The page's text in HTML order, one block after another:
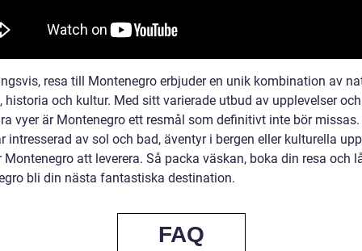
resa till Montenegro erbjuder en unik kombination av
historia och kultur. Med sitt varierade utbud av upplevelser och
vyer är Montenegro ett resmål som definitivt inte bör
intresserad av sol och bad, äventyr i bergen eller kulturella
Montenegro att leverera. Så packa väskan, boka din resa och
bli din nästa fantastiska destination.
FAQ